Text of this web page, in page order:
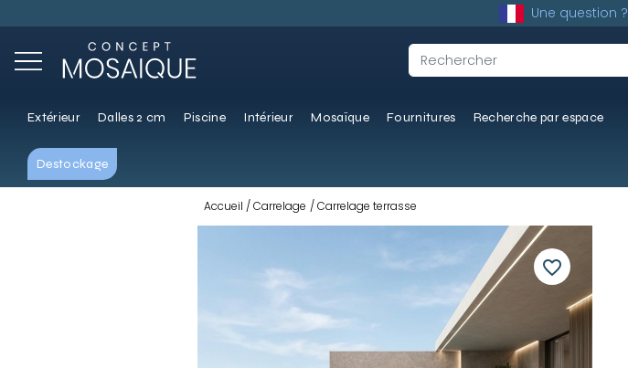
Une question ?
Extérieur Dalles 2 cm Piscine Intérieur Mosaïque Fournitures Recherche par espace
Destockage
Accueil Carrelage Carrelage terrasse
favorite_border